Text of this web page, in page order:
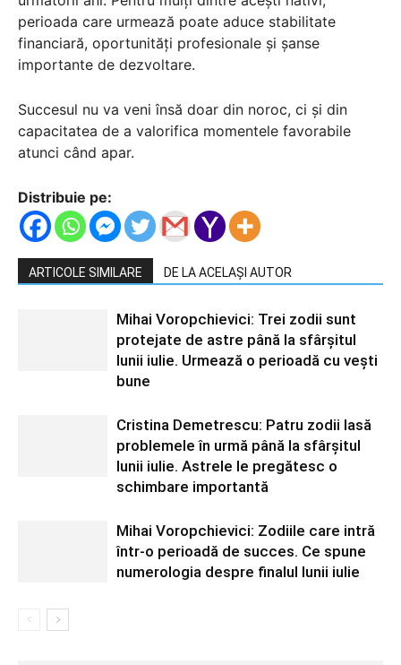
perioada care urmează poate aduce stabilitate
financiară, oportunități profesionale și șanse
importante de dezvoltare.
Succesul nu va veni însă doar din noroc, ci și din
capacitatea de a valorifica momentele favorabile
atunci când apar.
Distribuie pe:
ARTICOLE SIMILARE DE LA ACELAȘI AUTOR
Mihai Voropchievici: Trei zodii sunt
protejate de astre până la sfârșitul
lunii iulie. Urmează o perioadă cu vești
bune
Cristina Demetrescu: Patru zodii lasă
problemele în urmă până la sfârșitul
lunii iulie. Astrele le pregătesc o
schimbare importantă
Mihai Voropchievici: Zodiile care intră
într-o perioadă de succes. Ce spune
numerologia despre finalul lunii iulie